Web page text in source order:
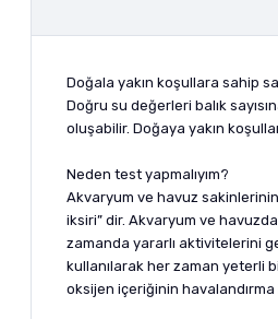
Doğala yakın koşullara sahip
Doğru su değerleri balık
oluşabilir. Doğaya yakın
Neden test yapmalıyım?
Akvaryum ve havuz
iksiri” dir. Akvaryum ve
zamanda yararlı aktivitelerini
kullanılarak her zaman yeterli
oksijen içeriğinin havalandırma